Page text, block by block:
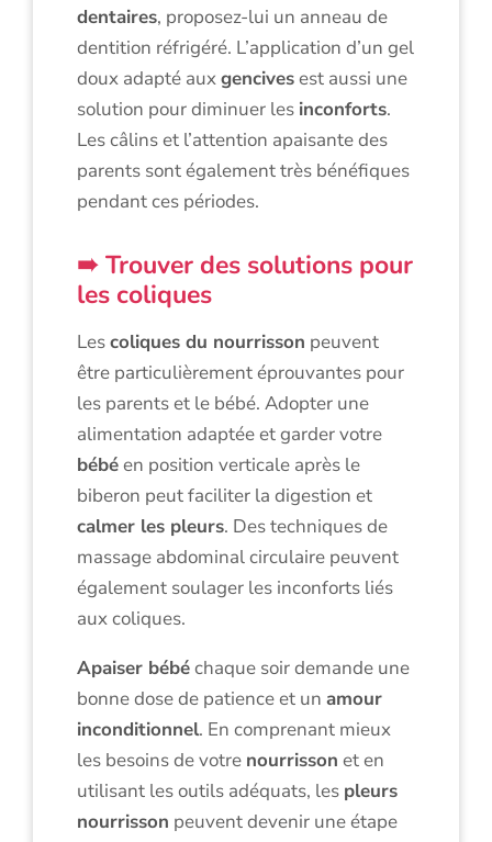
dentaires, proposez-lui un anneau de
dentition réfrigéré. L’application d’un gel
doux adapté auxgencivesest aussi une
solution pour diminuer les inconforts.
Les câlins et l’attention apaisante des
parents sont également très bénéfiques
pendant ces périodes.
Trouver des solutions pour
les coliques
Lescoliques du nourrisson peuvent
être particulièrement éprouvantes pour
les parents et le bébé. Adopter une
alimentation adaptée et garder votre
bébéen position verticale après le
biberon peut faciliter la digestion et
calmer les pleurs. Des techniques de
massage abdominal circulaire peuvent
également soulager les inconforts liés
aux coliques.
Apaiser bébéchaque soir demande une
bonne dose de patience et un amour
inconditionnel. En comprenant mieux
les besoins de votre nourrisson et en
utilisant les outils adéquats, les pleurs
nourrisson peuvent devenir une étape